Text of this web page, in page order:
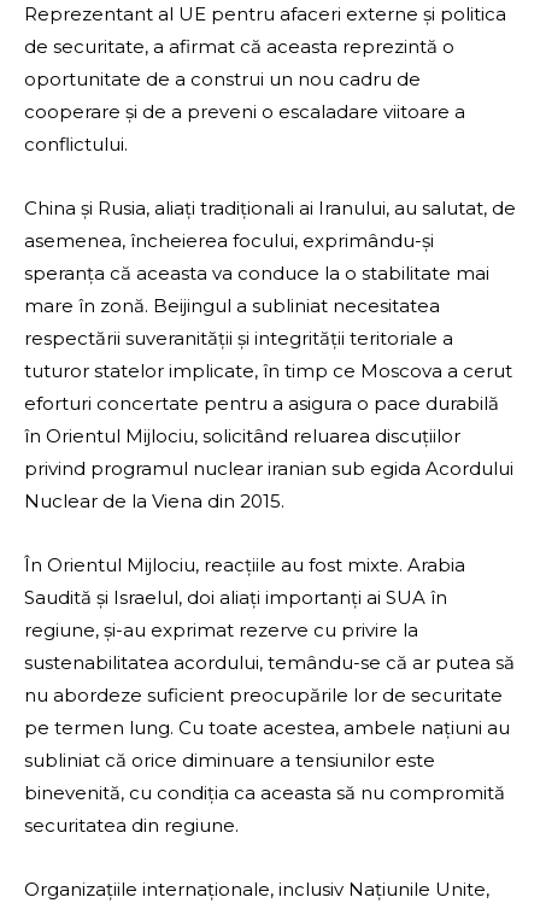
Reprezentant al UE pentru afaceri externe și politica
de securitate, a afirmat că aceasta reprezintă o
oportunitate de a construi un nou cadru de
cooperare și de a preveni o escaladare viitoare a
conflictului.
China și Rusia, aliați tradiționali ai Iranului, au salutat, de
asemenea, încheierea focului, exprimându-și
speranța că aceasta va conduce la o stabilitate mai
mare în zonă. Beijingul a subliniat necesitatea
respectării suveranității și integrității teritoriale a
tuturor statelor implicate, în timp ce Moscova a cerut
eforturi concertate pentru a asigura o pace durabilă
în Orientul Mijlociu, solicitând reluarea discuțiilor
privind programul nuclear iranian sub egida Acordului
Nuclear de la Viena din 2015.
În Orientul Mijlociu, reacțiile au fost mixte. Arabia
Saudită și Israelul, doi aliați importanți ai SUA în
regiune, și-au exprimat rezerve cu privire la
sustenabilitatea acordului, temându-se că ar putea să
nu abordeze suficient preocupările lor de securitate
pe termen lung. Cu toate acestea, ambele națiuni au
subliniat că orice diminuare a tensiunilor este
binevenită, cu condiția ca aceasta să nu compromită
securitatea din regiune.
Organizațiile internaționale, inclusiv Națiunile Unite,